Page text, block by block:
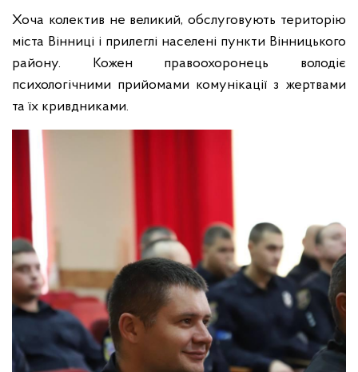
Хоча колектив не великий, обслуговують територію
міста Вінниці і прилеглі населені пункти Вінницького
району. Кожен правоохоронець володіє
психологічними прийомами комунікації з жертвами
та їх кривдниками.